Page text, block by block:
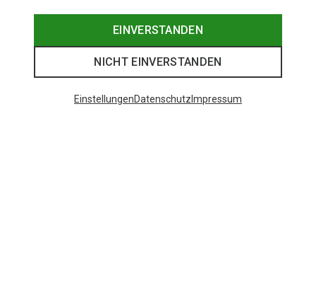
EINVERSTANDEN
NICHT EINVERSTANDEN
EinstellungenDatenschutz Impressum